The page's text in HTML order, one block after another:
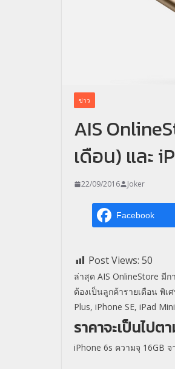
ข่าว
AIS
เดือน) และ
22/09/2016 Joker
Facebook
Post Views: 50
ล่าสุด AIS OnlineStore มี
ต้องเป็นลูกค้ารายเดือน พิเ
Plus, iPhone SE, iPad
ราคาจะเป็นไปต
iPhone 6s ความจุ 16GB